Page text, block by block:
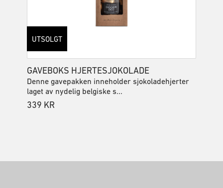
GAVEBOKS HJERTESJOKOLADE
Denne gavepakken inneholder sjokoladehjerter
laget av nydelig belgiske s...
339 KR
UTSOLGT